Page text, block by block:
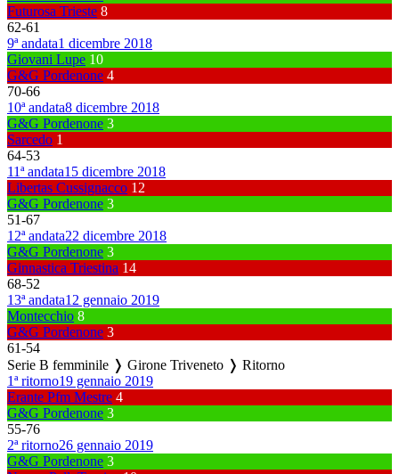
Futurosa Trieste 8
62-61
9ª andata1 dicembre 2018
Giovani Lupe 10
G&G Pordenone 4
70-66
10ª andata8 dicembre 2018
G&G Pordenone 3
Sarcedo 1
64-53
11ª andata15 dicembre 2018
Libertas Cussignacco 12
G&G Pordenone 3
51-67
12ª andata22 dicembre 2018
G&G Pordenone 3
Ginnastica Triestina 14
68-52
13ª andata12 gennaio 2019
Montecchio 8
G&G Pordenone 3
61-54
Serie B femminile ❭ Girone Triveneto ❭ Ritorno
1ª ritorno19 gennaio 2019
Erante Pfm Mestre 4
G&G Pordenone 3
55-76
2ª ritorno26 gennaio 2019
G&G Pordenone 3